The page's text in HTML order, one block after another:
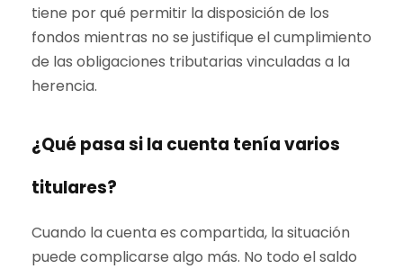
tiene por qué permitir la disposición de los
fondos mientras no se justifique el cumplimiento
de las obligaciones tributarias vinculadas a la
herencia.
¿Qué pasa si la cuenta tenía varios
titulares?
Cuando la cuenta es compartida, la situación
puede complicarse algo más. No todo el saldo